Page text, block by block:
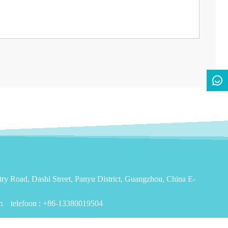
Road, Dashi Street, Panyu District, Guangzhou, China E-
telefoon : +86-13380019504